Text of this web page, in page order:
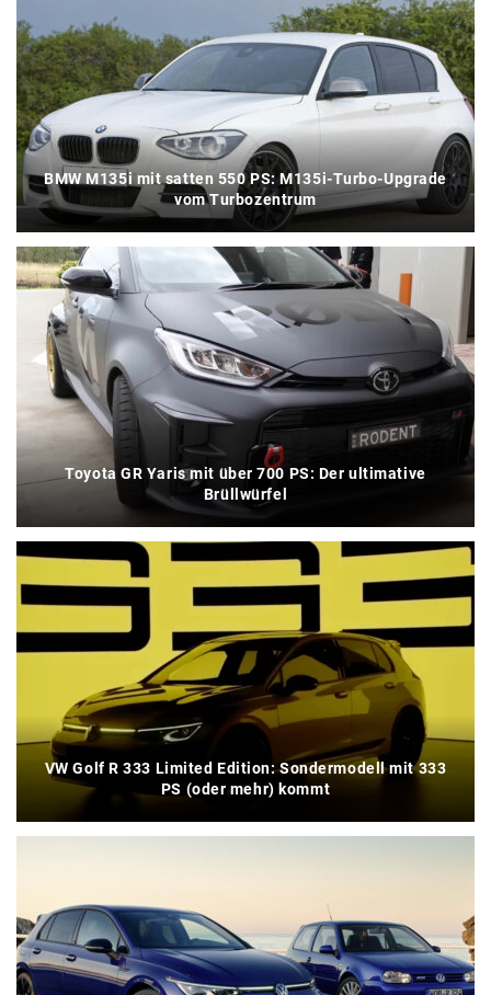
BMW M135i mit satten 550 PS: M135i-Turbo-Upgrade
vom Turbozentrum
Toyota GR Yaris mit über 700 PS: Der ultimative
Brüllwürfel
VW Golf R 333 Limited Edition: Sondermodell mit 333
PS (oder mehr) kommt